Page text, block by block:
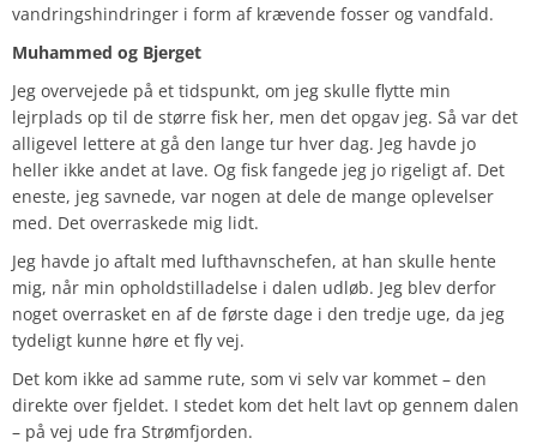
vandringshindringer i form af krævende fosser og vandfald.
Muhammed og Bjerget
Jeg overvejede på et tidspunkt, om jeg skulle flytte min
lejrplads op til de større fisk her, men det opgav jeg. Så var det
alligevel lettere at gå den lange tur hver dag. Jeg havde jo
heller ikke andet at lave. Og fisk fangede jeg jo rigeligt af. Det
eneste, jeg savnede, var nogen at dele de mange oplevelser
med. Det overraskede mig lidt.
Jeg havde jo aftalt med lufthavnschefen, at han skulle hente
mig, når min opholdstilladelse i dalen udløb. Jeg blev derfor
noget overrasket en af de første dage i den tredje uge, da jeg
tydeligt kunne høre et fly vej.
Det kom ikke ad samme rute, som vi selv var kommet – den
direkte over fjeldet. I stedet kom det helt lavt op gennem dalen
– på vej ude fra Strømfjorden.